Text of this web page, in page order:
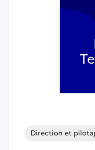
Direction et